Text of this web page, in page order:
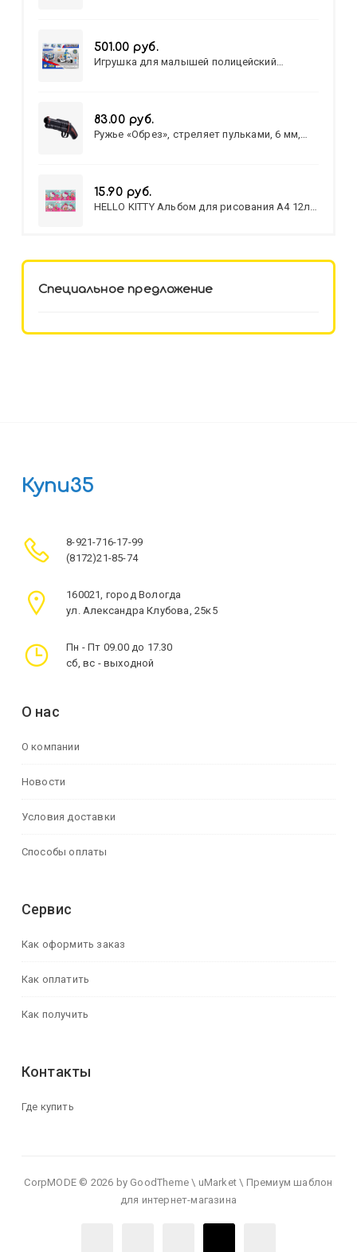
501.00 руб.
Игрушка для малышей полицейский
83.00 руб.
Ружье «Обрез», стреляет пульками, 6 мм,
15.90 руб.
HELLO KITTY Альбом для рисования А4 12л.
Специальное предложение
Купи35
8-921-716-17-99
(8172)21-85-74
160021, город Вологда
ул. Александра Клубова, 25к5
Пн - Пт 09.00 до 17.30
сб, вс - выходной
О нас
О компании
Новости
Условия доставки
Способы оплаты
Сервис
Как оформить заказ
Как оплатить
Как получить
Контакты
Где купить
CorpMODE © 2026 by GoodTheme \ uMarket \ Премиум шаблон
для интернет-магазина